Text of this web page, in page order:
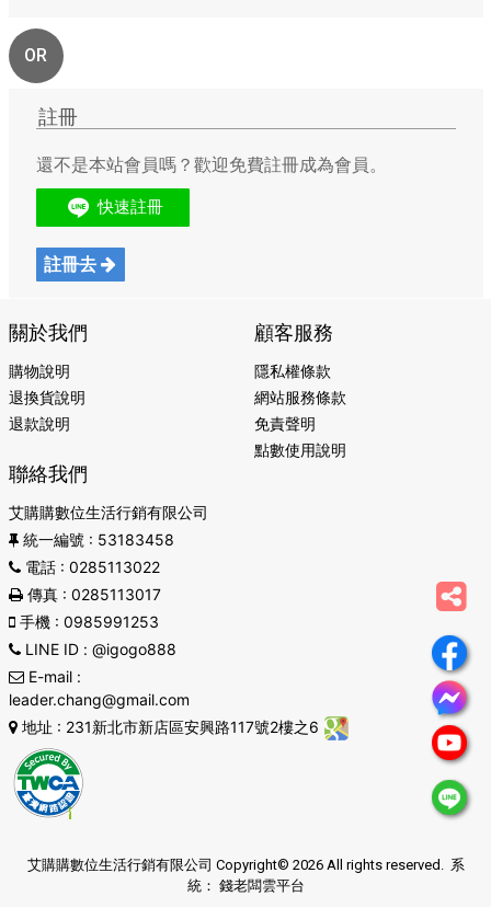
OR
註冊
還不是本站會員嗎？歡迎免費註冊成為會員。
註冊去
關於我們
購物說明
退換貨說明
退款說明
顧客服務
隱私權條款
網站服務條款
免責聲明
點數使用說明
聯絡我們
艾購購數位生活行銷有限公司
統一編號 : 53183458
電話: 0285113022
傳真: 0285113017
手機: 0985991253
LINE ID: @igogo888
E-mail:
leader.chang@gmail.com
地址 : 231新北市新店區安興路117號2樓之6
艾購購數位生活行銷有限公司 Copyright© 2026 All rights reserved. 系
統： 錢老闆雲平台